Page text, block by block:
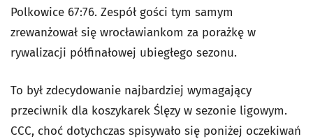
Polkowice 67:76. Zespół gości tym samym
zrewanżował się wrocławiankom za porażkę w
rywalizacji półfinałowej ubiegłego sezonu.
To był zdecydowanie najbardziej wymagający
przeciwnik dla koszykarek Ślęzy w sezonie ligowym.
CCC, choć dotychczas spisywało się poniżej oczekiwań